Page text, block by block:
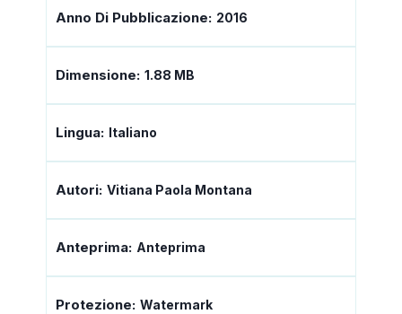
Anno Di Pubblicazione: 2016
Dimensione: 1.88 MB
Lingua: Italiano
Autori: Vitiana Paola Montana
Anteprima: Anteprima
Protezione: Watermark